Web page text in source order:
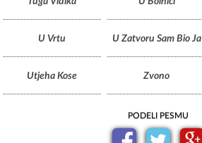
PODELI PESMU
U Vrtu U Zatvoru Sam Bio Ja
Utjeha Kose Zvono